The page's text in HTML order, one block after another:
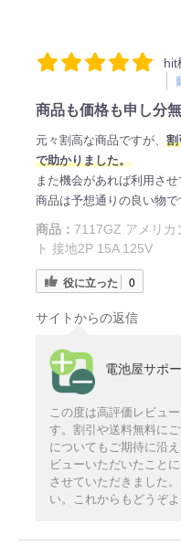
hit
商品も価格も申し分
元々割高な商品ですが、 割
で助かりました。
また機会があれば利用させ
商品は予想通りの良い物で
商品： 7117GZ アメリカ
ト 接地2P 15A 125V
役に立った 0
サイトからの返信
電池屋サポ
この度は高評価レビュ
す。割引や送料無料に
についてもご期待に沿
ビューいただいたこと
させていただきました
い。これからもどうぞ